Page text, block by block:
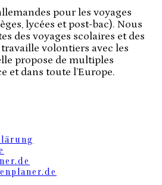
pour les voyages
lycées et post-bac). Nous
des voyages scolaires et des
travaille volontiers avec les
propose de multiples
et dans toute l’Europe.